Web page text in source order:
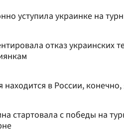
уступила украинке на
отказ украинских
находится в России,
стартовала с победы на